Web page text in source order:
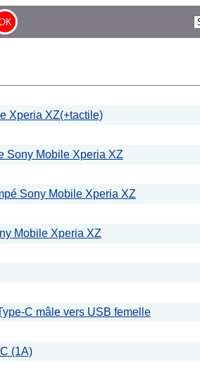
Xperia XZ(+tactile)
Sony Mobile Xperia XZ
Sony Mobile Xperia XZ
Mobile Xperia XZ
C mâle vers USB femelle
(1A)